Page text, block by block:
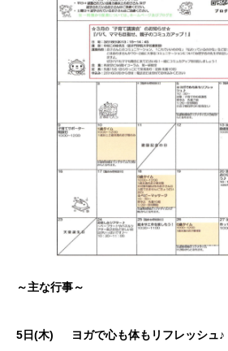
～主な行事～
5日(木) ヨガで心も体もリフレッシュ